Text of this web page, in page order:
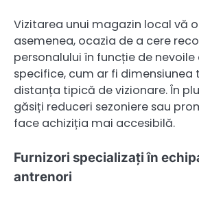
Vizitarea unui magazin local vă
asemenea, ocazia de a cere
personalului în funcție de
specifice, cum ar fi dimensiunea
distanța tipică de vizionare. În
găsiți reduceri sezoniere sau
face achiziția mai accesibilă.
Furnizori specializați în
antrenori